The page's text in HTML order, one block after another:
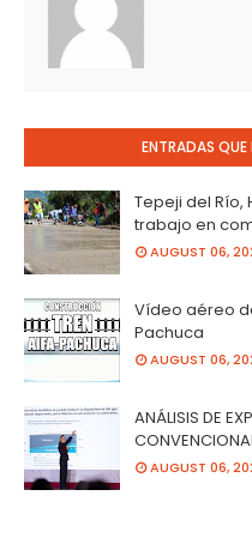
ENTRADAS QUE
Tepeji del Río,
trabajo en
AUGUST 06,
Vídeo aéreo
Pachuca
AUGUST 06,
ANÁLISIS DE
AUGUST 06,